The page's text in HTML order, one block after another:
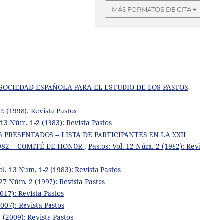
MÁS FORMATOS DE CITA
ESPAÑOLA PARA EL ESTUDIO DE LOS PASTOS
(1998): Revista Pastos
Núm. 1-2 (1983): Revista Pastos
PRESENTADOS -- LISTA DE PARTICIPANTES EN LA XXII
-- COMITÉ DE HONOR, Pastos: Vol. 12 Núm. 2 (1982):
13 Núm. 1-2 (1983): Revista Pastos
Núm. 2 (1997): Revista Pastos
Revista Pastos
Revista Pastos
Revista Pastos